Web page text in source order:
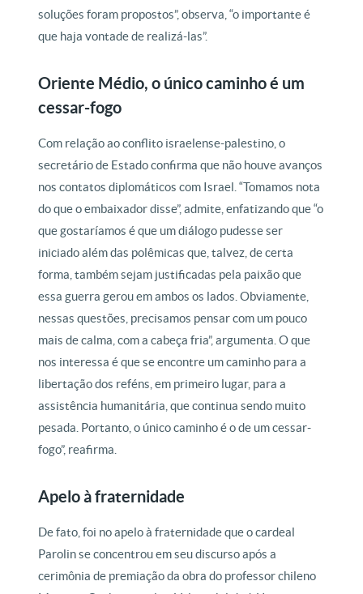
soluções foram propostos”, observa, “o importante é
que haja vontade de realizá-las”.
Oriente Médio, o único caminho é um
cessar-fogo
Com relação ao conflito israelense-palestino, o
secretário de Estado confirma que não houve avanços
nos contatos diplomáticos com Israel. “Tomamos nota
do que o embaixador disse”, admite, enfatizando que “o
que gostaríamos é que um diálogo pudesse ser
iniciado além das polêmicas que, talvez, de certa
forma, também sejam justificadas pela paixão que
essa guerra gerou em ambos os lados. Obviamente,
nessas questões, precisamos pensar com um pouco
mais de calma, com a cabeça fria”, argumenta. O que
nos interessa é que se encontre um caminho para a
libertação dos reféns, em primeiro lugar, para a
assistência humanitária, que continua sendo muito
pesada. Portanto, o único caminho é o de um cessar-
fogo”, reafirma.
Apelo à fraternidade
De fato, foi no apelo à fraternidade que o cardeal
Parolin se concentrou em seu discurso após a
cerimônia de premiação da obra do professor chileno